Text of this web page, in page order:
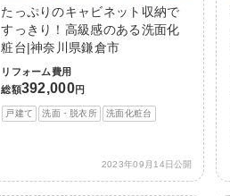
たっぷりのキャビネット収納で
すっきり！高級感のある洗面化
粧台|神奈川県鎌倉市
リフォーム費用
総額392,000円
戸建て 洗面・脱衣所 洗面化粧台
2023年09月14日公開